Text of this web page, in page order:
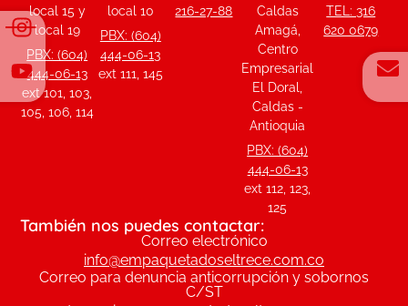
local 15 y
local 19
PBX: (604)
444-06-13
ext 101, 103,
105, 106, 114
local 10
PBX: (604)
444-06-13
ext 111, 145
216-27-88
Caldas
Amagá,
Centro
Empresarial
El Doral,
Caldas -
Antioquia
PBX: (604)
444-06-13
ext 112, 123,
125
TEL: 316
620 0679
También nos puedes contactar:
Correo electrónico
info@empaquetadoseltrece.com.co
Correo para denuncia anticorrupción y sobornos
C/ST